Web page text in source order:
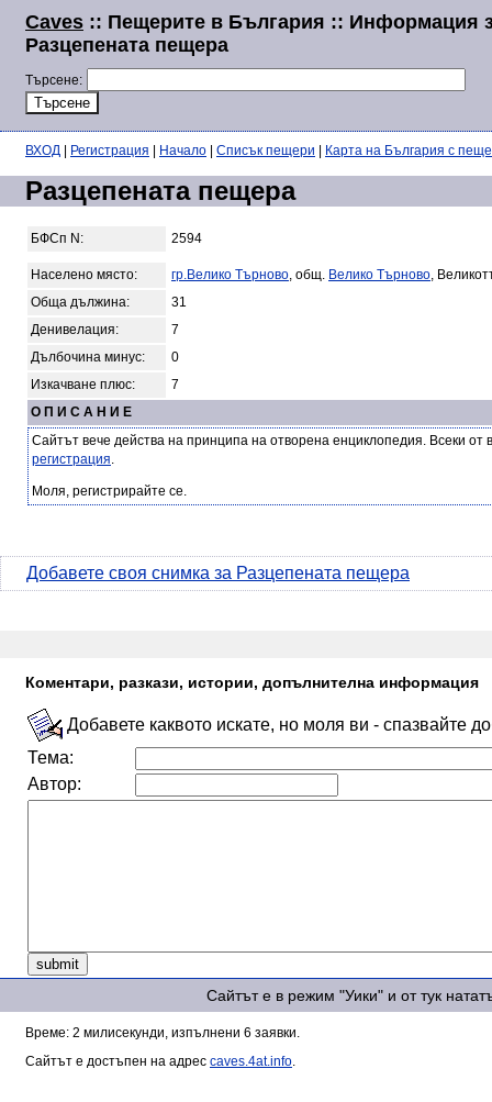
Caves :: Пещерите в България :: Информация
Разцепената пещера
Търсене:
ВХОД Регистрация Начало Списък пещери Карта на България с
Разцепената пещера
БФСп N: 2594
Населено място: гр.Велико Търново, общ. Велико Търново,
Обща дължина:
31
Денивелация:
7
Дълбочина минус:
0
Изкачване плюс:
7
О П И С А Н И Е
Сайтът вече действа на принципа на отворена енциклопедия. Всеки
регистрация.
Моля, регистрирайте се.
Добавете своя снимка за Разцепената пещера
Коментари, разкази, истории, допълнителна информация
Добавете каквото искате, но моля ви - спазвайте
Тема:
Автор:
Сайтът е в режим "Уики" и от тук
Време: 2 милисекунди, изпълнени 6 заявки.
Сайтът е достъпен на адрес caves.4at.info.